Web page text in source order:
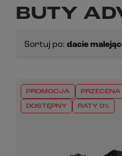
BUTY
Sortuj po: dacie
PROMOCJA PRZECENA
DOSTĘPNY RATY 0%